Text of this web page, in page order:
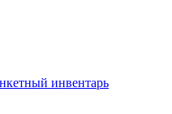
инвентарь